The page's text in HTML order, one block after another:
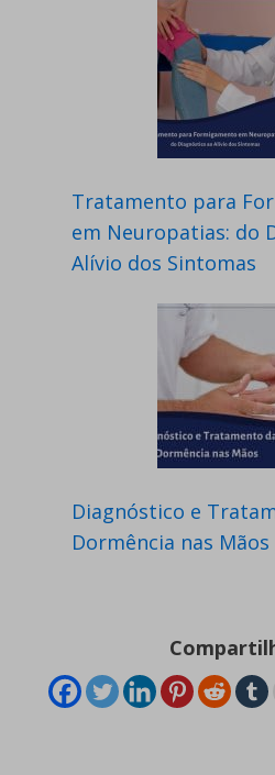
Tratamento para
em Neuropatias: do
Alívio dos Sintomas
Diagnóstico e
Dormência nas Mãos